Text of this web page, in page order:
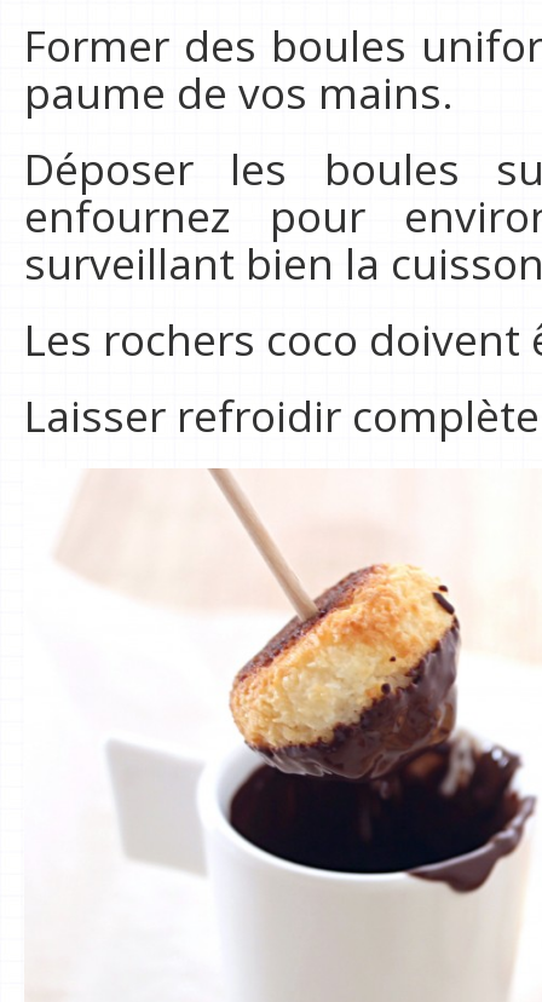
Former des boules
paume de vos mains.
Déposer les boules
enfournez pour
surveillant bien la
Les rochers coco
Laisser refroidir